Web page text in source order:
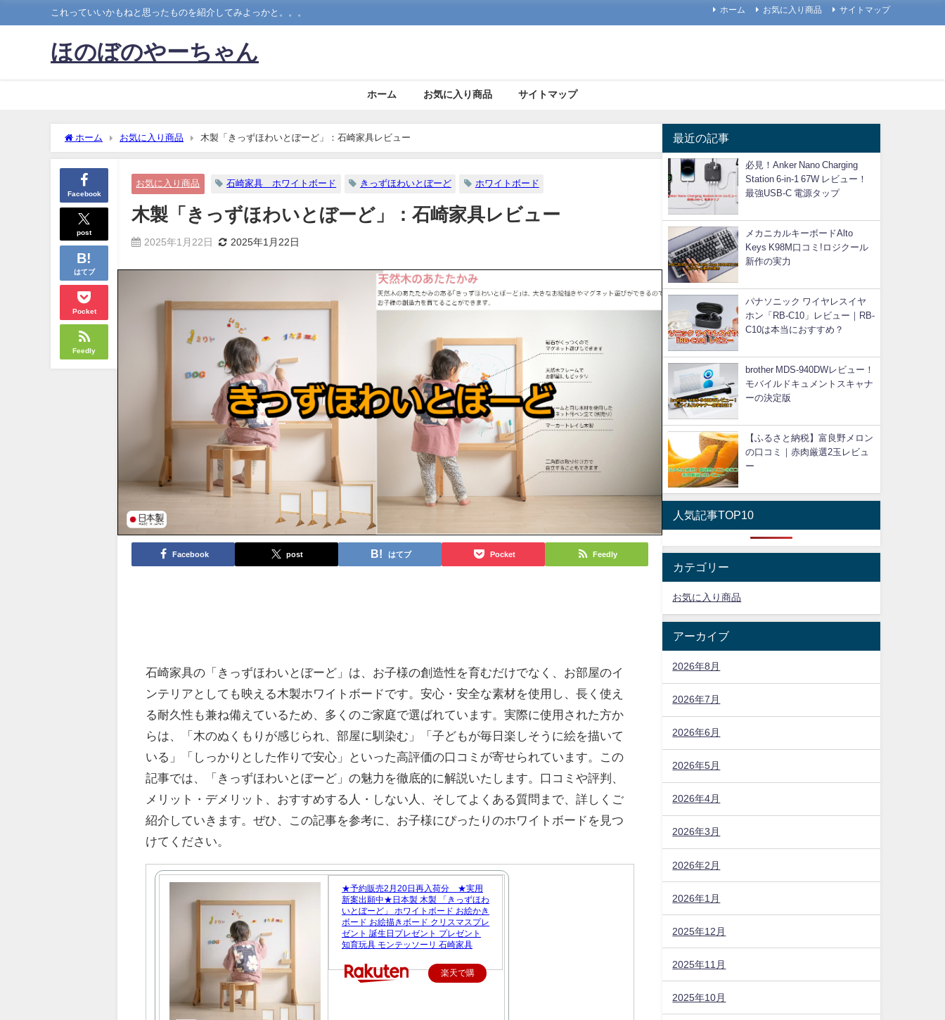
これっていいかもねと思ったものを紹介してみよっかと。。。 ホーム お気に入り商品 サイトマップ
ほのぼのやーちゃん
ホーム お気に入り商品 サイトマップ
ホーム お気に入り商品 木製「きっずほわいとぼーど」：石崎家具レビュー
Facebook
post
はてブ
Pocket
Feedly
お気に入り商品 石崎家具 ホワイトボード きっずほわいとぼーど ホワイトボード
木製「きっずほわいとぼーど」：石崎家具レビュー
2025年1月22日 2025年1月22日
Facebook post はてブ Pocket Feedly
石崎家具の「きっずほわいとぼーど」は、お子様の創造性を育むだけでなく、お部屋のイ
ンテリアとしても映える木製ホワイトボードです。安心・安全な素材を使用し、長く使え
る耐久性も兼ね備えているため、多くのご家庭で選ばれています。実際に使用された方か
らは、「木のぬくもりが感じられ、部屋に馴染む」「子どもが毎日楽しそうに絵を描いて
いる」「しっかりとした作りで安心」といった高評価の口コミが寄せられています。この
記事では、「きっずほわいとぼーど」の魅力を徹底的に解説いたします。口コミや評判、
メリット・デメリット、おすすめする人・しない人、そしてよくある質問まで、詳しくご
紹介していきます。ぜひ、この記事を参考に、お子様にぴったりのホワイトボードを見つ
けてください。
★予約販売2月20日再入荷分 ★実用
新案出願中★日本製 木製 「きっずほわ
いとぼーど」 ホワイトボード お絵かき
ボード お絵描きボード クリスマスプレ
ゼント 誕生日プレゼント プレゼント
知育玩具 モンテッソーリ 石崎家具
楽天で購
最近の記事
必見！Anker Nano Charging
Station 6-in-1 67W レビュー！
最強USB-C 電源タップ
メカニカルキーボードAlto
Keys K98M口コミ!ロジクール
新作の実力
パナソニック ワイヤレスイヤ
ホン「RB-C10」レビュー｜RB-
C10は本当におすすめ？
brother MDS-940DWレビュー！
モバイルドキュメントスキャナ
ーの決定版
【ふるさと納税】富良野メロン
の口コミ｜赤肉厳選2玉レビュ
ー
人気記事TOP10
カテゴリー
お気に入り商品
アーカイブ
2026年8月
2026年7月
2026年6月
2026年5月
2026年4月
2026年3月
2026年2月
2026年1月
2025年12月
2025年11月
2025年10月